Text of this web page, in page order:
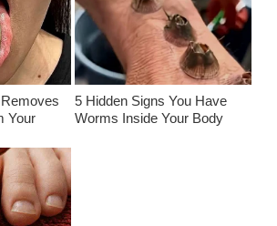
Your
5 Hidden Signs You Have
Worms Inside Your Body